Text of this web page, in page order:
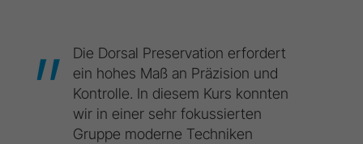
Die Dorsal Preservation erfordert
ein hohes Maß an Präzision und
Kontrolle. In diesem Kurs konnten
wir in einer sehr fokussierten
Gruppe moderne Techniken